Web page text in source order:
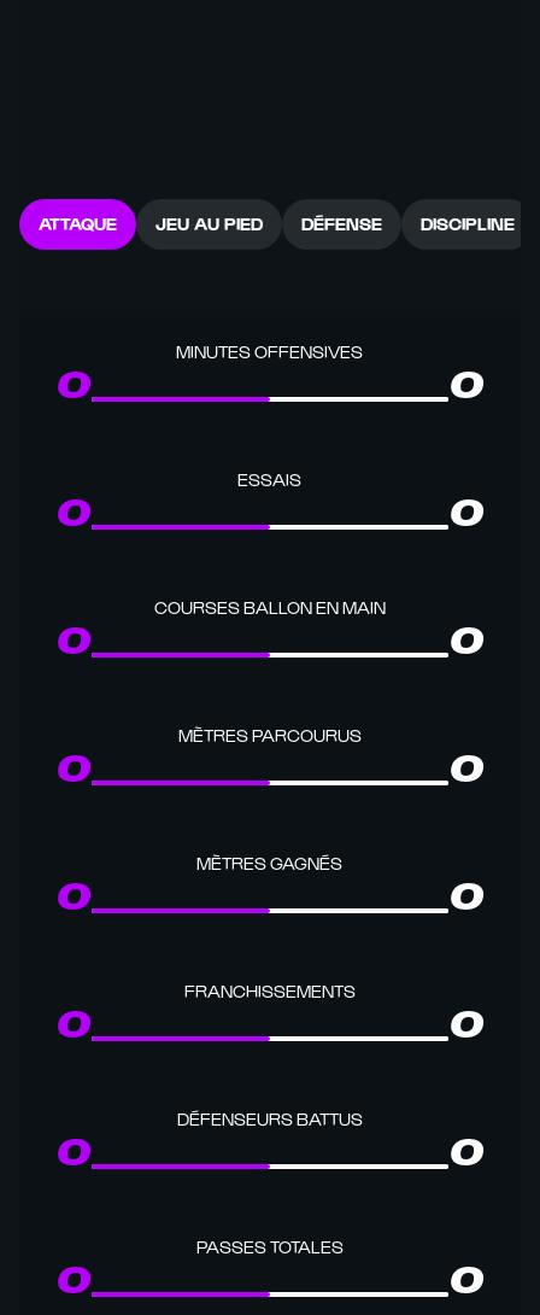
ATTAQUE JEU AU PIED DÉFENSE DISCIPLINE
MINUTES OFFENSIVES
0 0
ESSAIS
0 0
COURSES BALLON EN MAIN
0 0
MÈTRES PARCOURUS
0 0
MÈTRES GAGNÉS
0 0
FRANCHISSEMENTS
0 0
DÉFENSEURS BATTUS
0 0
PASSES TOTALES
0 0